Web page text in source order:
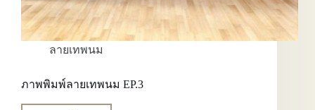
ลายเทพนม
ภาพพิมพ์ลายเทพนม EP.3